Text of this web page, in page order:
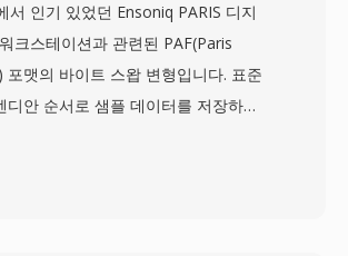
서 인기 있었던 Ensoniq PARIS 디지
크스테이션과 관련된 PAF(Paris
포맷의 바이트 스왑 변형입니다. 표준
디안 순서로 샘플 데이터를 저장하는
리틀엔디안 아키텍처를 위해 바이트